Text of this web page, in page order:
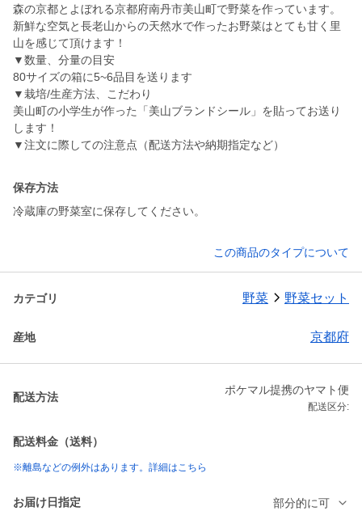
森の京都とよぼれる京都府南丹市美山町で野菜を作っています。
新鮮な空気と長老山からの天然水で作ったお野菜はとても甘く里
山を感じて頂けます！
▼数量、分量の目安
80サイズの箱に5~6品目を送ります
▼栽培/生産方法、こだわり
美山町の小学生が作った「美山ブランドシール」を貼ってお送り
します！
▼注文に際しての注意点（配送方法や納期指定など）
保存方法
冷蔵庫の野菜室に保存してください。
この商品のタイプについて
カテゴリ 野菜 野菜セット
産地 京都府
配送方法
ポケマル提携のヤマト便
配送区分:
配送料金（送料）
※離島などの例外はあります。詳細はこちら
お届け日指定 部分的に可